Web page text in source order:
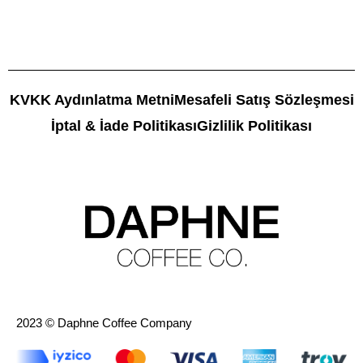
KVKK Aydınlatma MetniMesafeli Satış Sözleşmesi
İptal & İade PolitikasıGizlilik Politikası
2023 © Daphne Coffee Company